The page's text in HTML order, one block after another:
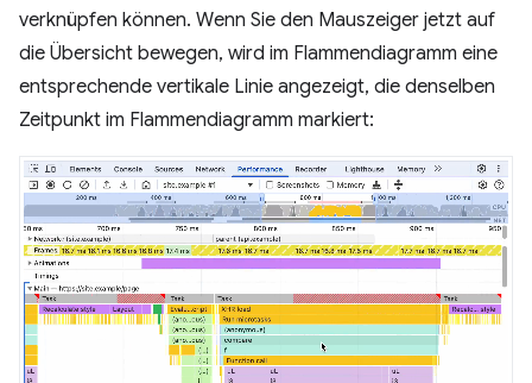
verknüpfen können. Wenn Sie den Mauszeiger jetzt auf
die Übersicht bewegen, wird im Flammendiagramm eine
entsprechende vertikale Linie angezeigt, die denselben
Zeitpunkt im Flammendiagramm markiert: